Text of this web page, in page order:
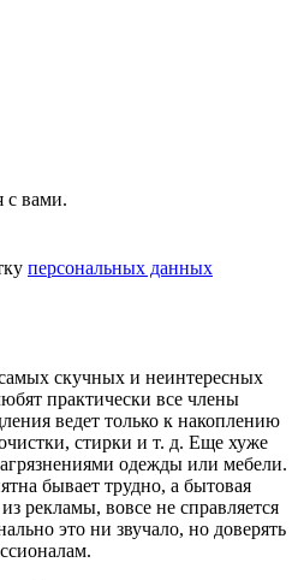
с вами.
персональных данных
скучных и неинтересных
практически все члены
ведет только к накоплению
стирки и т. д. Еще хуже
одежды или мебели.
бывает трудно, а бытовая
рекламы, вовсе не справляется
это ни звучало, но доверять